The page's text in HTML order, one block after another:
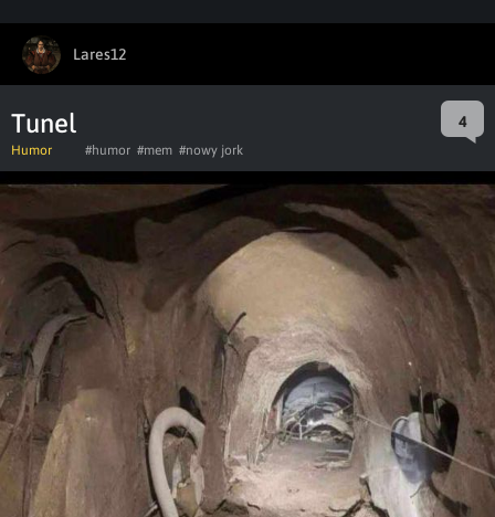
Lares12
Tunel 4
Humor #humor #mem #nowy jork